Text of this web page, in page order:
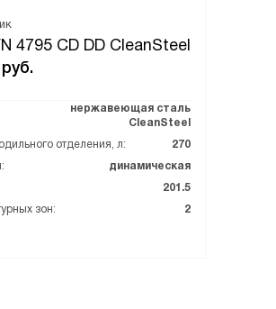
4795 CD DD CleanSteel
руб.
нержавеющая сталь
CleanSteel
отделения, л:
270
динамическая
201.5
зон:
2